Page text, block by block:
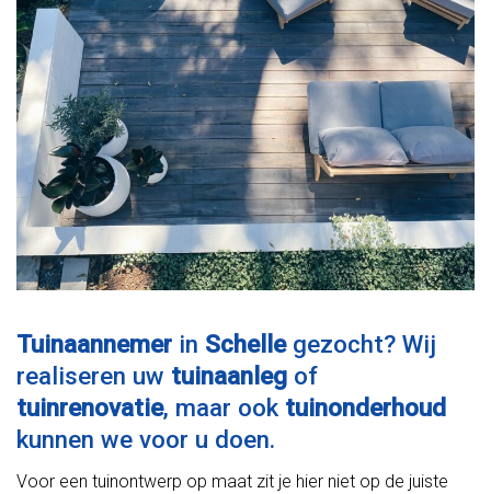
Tuinaannemer in Schellegezocht? Wij
realiseren uw tuinaanleg of
tuinrenovatie, maar ook tuinonderhoud
kunnen we voor u doen.
Voor een tuinontwerp op maat zit je hier niet op de juiste